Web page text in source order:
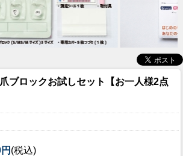
ブロックお試しセット【お一人様2点
(税込)